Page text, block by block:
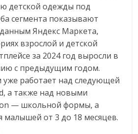
детской одежды под
сегмента показывают
Яндекс Маркета,
взрослой и детской
за 2024 год выросли в
с предыдущим годом.
работает над следующей
а также над новыми
— школьной формы, а
малышей от 3 до 18 месяцев.